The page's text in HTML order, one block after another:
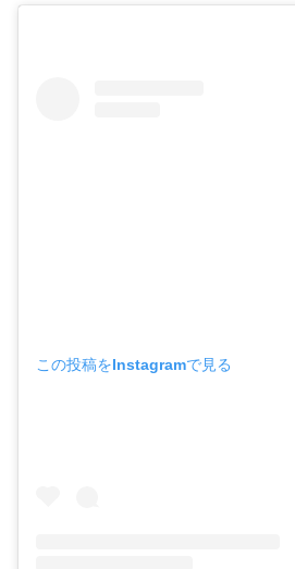
この投稿をInstagramで見る